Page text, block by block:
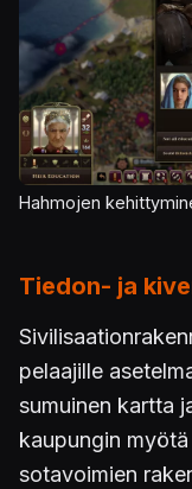
Hahmojen
Tiedon- ja
pelaajille
sumuinen kartta
kaupungin
sotavoimien